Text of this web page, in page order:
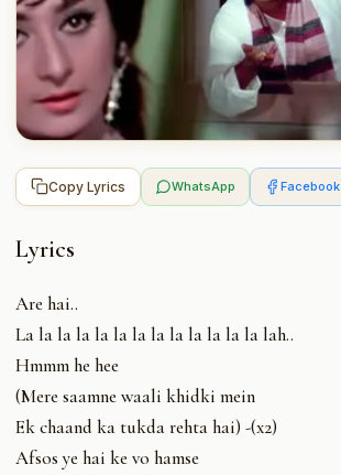
Copy Lyrics WhatsApp Facebook
Lyrics
Are hai..
La la la la la la la la la la la la la lah..
Hmmm he hee
(Mere saamne waali khidki mein
Ek chaand ka tukda rehta hai) -(x2)
Afsos ye hai ke vo hamse